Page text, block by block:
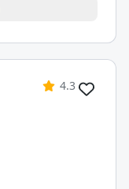
4.3